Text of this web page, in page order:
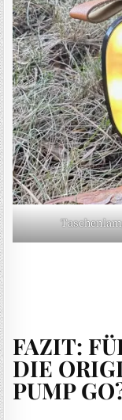
FAZIT:
DIE
PUMP